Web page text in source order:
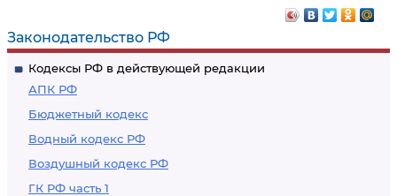
Законодательство РФ
Кодексы РФ в действующей редакции
АПК РФ
Бюджетный кодекс
Водный кодекс РФ
Воздушный кодекс РФ
ГК РФ часть 1